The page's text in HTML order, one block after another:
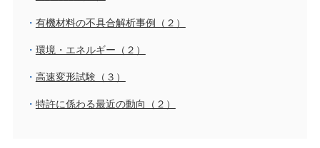
有機材料の不具合解析事例（２）
環境・エネルギー（２）
高速変形試験（３）
特許に係わる最近の動向（２）